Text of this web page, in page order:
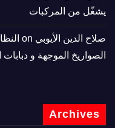
يشغّل من المركبات
صلاح الدين الأيوبي
الصواريخ الموجهة و دبابات
Archives